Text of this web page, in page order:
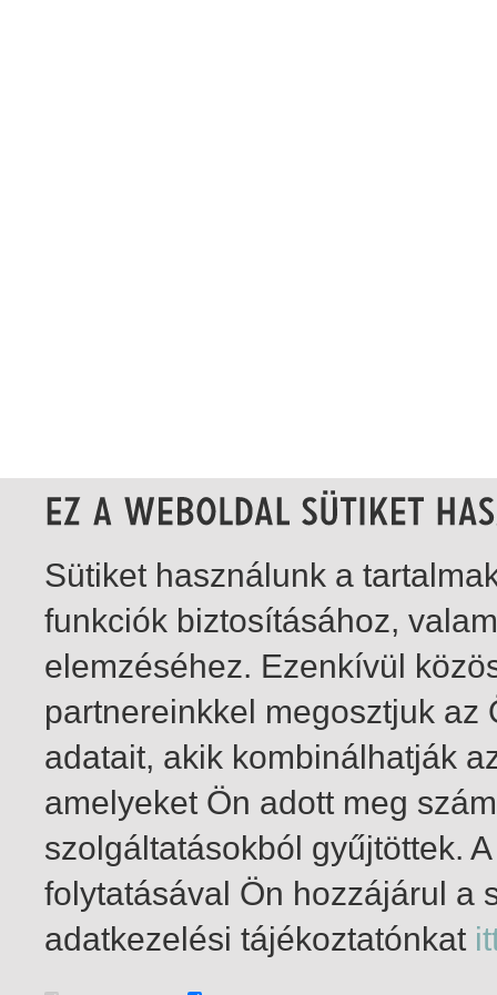
1-2 / total 2 hit
Sütiket használunk a
funkciók biztosításához,
elemzéséhez. Ezenkívül
partnereinkkel megosztjuk
adatait, akik kombinálhatják
amelyeket Ön adott meg
szolgáltatásokból gyűjtöttek.
folytatásával Ön hozzájárul a
adatkezelési tájékoztatónkat